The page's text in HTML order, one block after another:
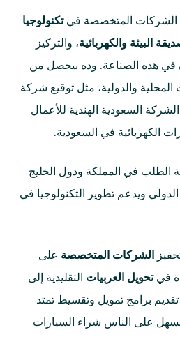
الشركات المتخصصة فيتكنولوجيا
البيئة والكهربائية، والتركيز
في هذه الصناعة. وده بيحصل من
والدولية، مثل توقيع شركة
السعودية الهندية للأعمال
الكهربائية في السعودية.
الطلب في المملكة ودول الخليج
الدولي ويدعم تطوير التكنولوجيا في
الشركات المتخصصة على
فيتحويل العربيات التقليدية إلى
برامج تمويل وتقسيط تمتد
مما يسهل على الناس شراء السيارات